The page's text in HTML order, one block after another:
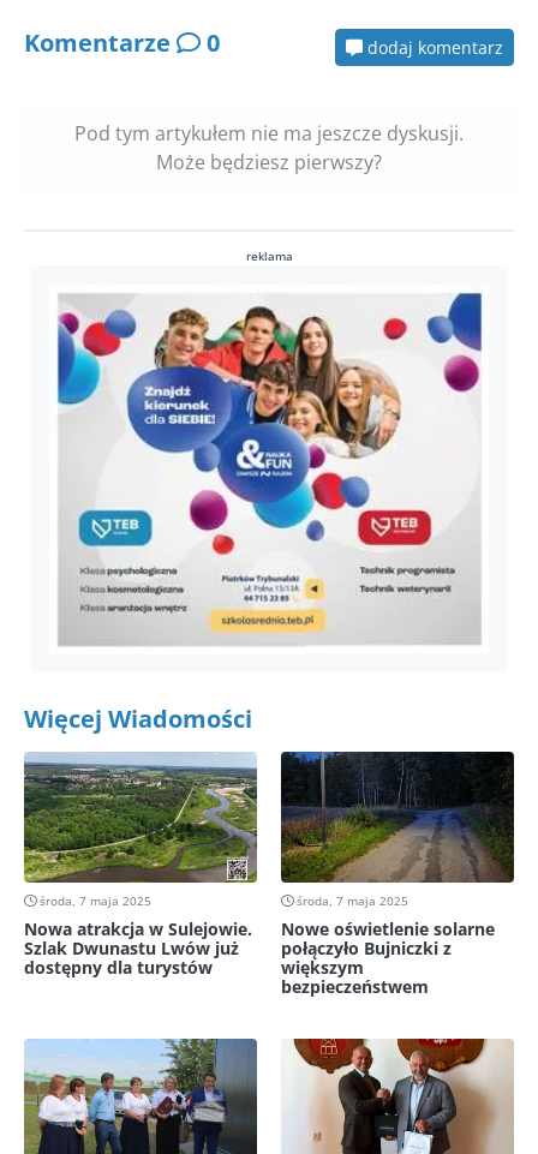
Komentarze 0 dodaj komentarz
Pod tym artykułem nie ma jeszcze dyskusji.
Może będziesz pierwszy?
reklama
Więcej Wiadomości
środa, 7 maja 2025
Nowa atrakcja w Sulejowie.
Szlak Dwunastu Lwów już
dostępny dla turystów
środa, 7 maja 2025
Nowe oświetlenie solarne
połączyło Bujniczki z
większym
bezpieczeństwem